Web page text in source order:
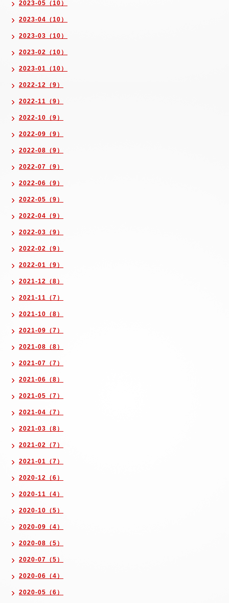
2023-05（10）
2023-04（10）
2023-03（10）
2023-02（10）
2023-01（10）
2022-12（9）
2022-11（9）
2022-10（9）
2022-09（9）
2022-08（9）
2022-07（9）
2022-06（9）
2022-05（9）
2022-04（9）
2022-03（9）
2022-02（9）
2022-01（9）
2021-12（8）
2021-11（7）
2021-10（8）
2021-09（7）
2021-08（8）
2021-07（7）
2021-06（8）
2021-05（7）
2021-04（7）
2021-03（8）
2021-02（7）
2021-01（7）
2020-12（6）
2020-11（4）
2020-10（5）
2020-09（4）
2020-08（5）
2020-07（5）
2020-06（4）
2020-05（6）